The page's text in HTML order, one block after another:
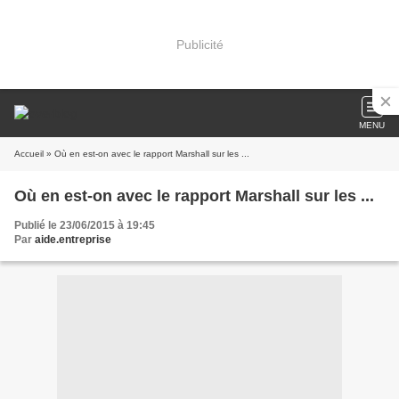
Publicité
MENU
Accueil » Où en est-on avec le rapport Marshall sur les ...
Où en est-on avec le rapport Marshall sur les ...
Publié le 23/06/2015 à 19:45
Par aide.entreprise